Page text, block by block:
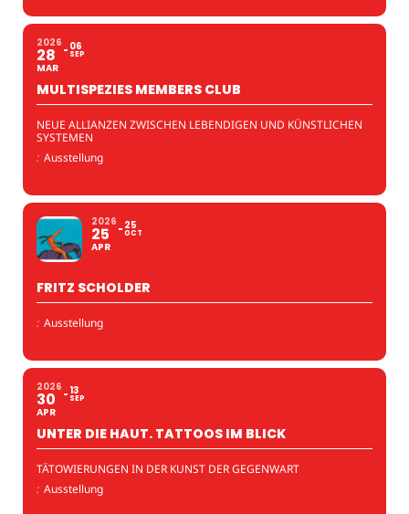
2026
28
MAR
06
SEP
MULTISPEZIES MEMBERS CLUB
NEUE ALLIANZEN ZWISCHEN LEBENDIGEN UND KÜNSTLICHEN
SYSTEMEN
: Ausstellung
2026
25
APR
25
OCT
FRITZ SCHOLDER
: Ausstellung
2026
30
APR
13
SEP
UNTER DIE HAUT. TATTOOS IM BLICK
TÄTOWIERUNGEN IN DER KUNST DER GEGENWART
: Ausstellung